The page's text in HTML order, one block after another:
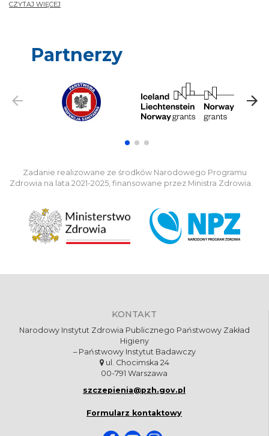
CZYTAJ WIĘCEJ
Partnerzy
Zadanie realizowane ze środków Narodowego Programu
Zdrowia na lata 2021-2025, finansowane przez Ministra Zdrowia.
KONTAKT
Narodowy Instytut Zdrowia Publicznego Państwowy Zakład
Higieny
– Państwowy Instytut Badawczy
ul. Chocimska 24
00-791 Warszawa
szczepienia@pzh.gov.pl
Formularz kontaktowy